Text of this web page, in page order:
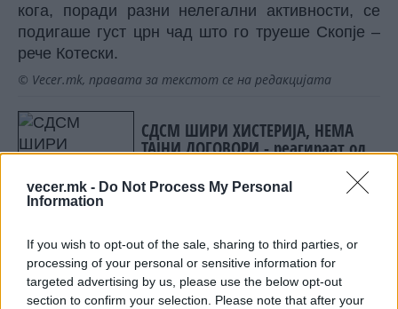
vecer.mk - Do Not Process My Personal
Information
If you wish to opt-out of the sale, sharing to third parties, or
processing of your personal or sensitive information for
targeted advertising by us, please use the below opt-out
section to confirm your selection. Please note that after your
кога, поради разни нелегални активности, се
подигаше густ црн чад што го труеше Скопје –
рече Котески.
© Vecer.mk, правата за текстот се на редакцијата
СДСМ ШИРИ ХИСТЕРИЈА, НЕМА
ТАЈНИ ДОГОВОРИ - реагираат од
Министерството за надворешни
работи
повисоки за 9,3 проценти